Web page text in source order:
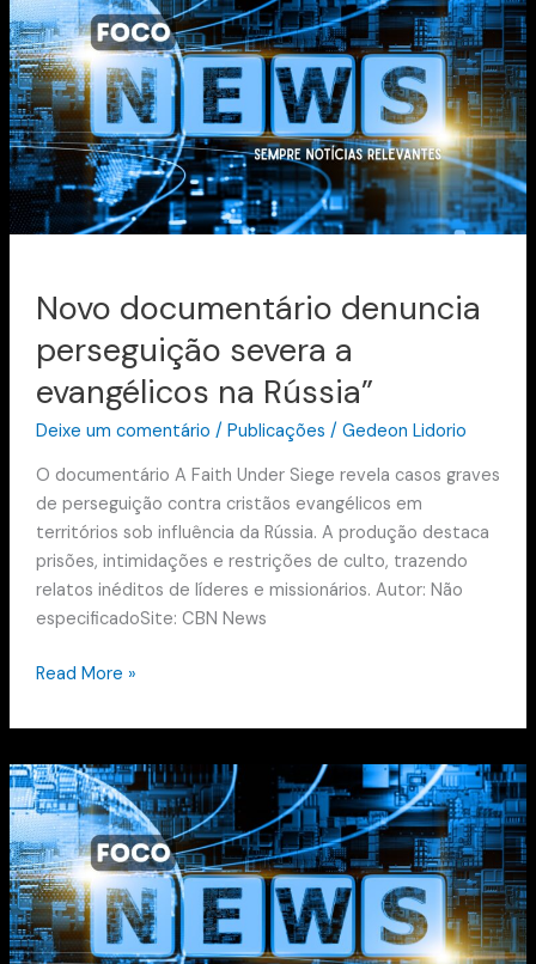
Novo documentário denuncia
perseguição severa a
evangélicos na Rússia”
Deixe um comentário / Publicações / Gedeon Lidorio
O documentário A Faith Under Siege revela casos graves
de perseguição contra cristãos evangélicos em
territórios sob influência da Rússia. A produção destaca
prisões, intimidações e restrições de culto, trazendo
relatos inéditos de líderes e missionários. Autor: Não
especificadoSite: CBN News
denuncia
perseguição
severa
a
evangélicos
na
Rússia”
Read More »
Evangélicos
levam
preocupações
ao
Capitólio
sobre
cortes